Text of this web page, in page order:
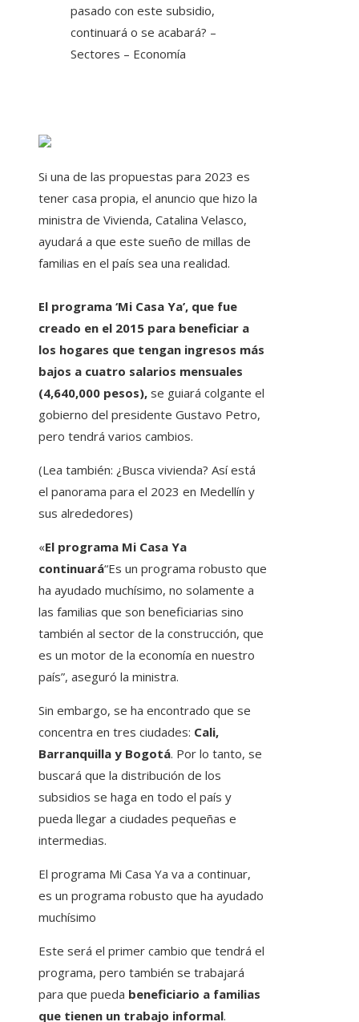
Si una de las propuestas para 2023 es
tener casa propia, el anuncio que hizo la
ministra de Vivienda, Catalina Velasco,
ayudará a que este sueño de millas de
familias en el país sea una realidad.
El programa ‘Mi Casa Ya’, que fue
creado en el 2015 para beneficiar a
los hogares que tengan ingresos más
bajos a cuatro salarios mensuales
(4,640,000 pesos), se guiará colgante el
gobierno del presidente Gustavo Petro,
pero tendrá varios cambios.
(Lea también: ¿Busca vivienda? Así está
el panorama para el 2023 en Medellín y
sus alrededores)
«El programa Mi Casa Ya
continuará“Es un programa robusto que
ha ayudado muchísimo, no solamente a
las familias que son beneficiarias sino
también al sector de la construcción, que
es un motor de la economía en nuestro
país”, aseguró la ministra.
Sin embargo, se ha encontrado que se
concentra en tres ciudades: Cali,
Barranquilla y Bogotá. Por lo tanto, se
buscará que la distribución de los
subsidios se haga en todo el país y
pueda llegar a ciudades pequeñas e
intermedias.
El programa Mi Casa Ya va a continuar,
es un programa robusto que ha ayudado
muchísimo
Este será el primer cambio que tendrá el
programa, pero también se trabajará
para que pueda beneficiario a familias
que tienen un trabajo informal.